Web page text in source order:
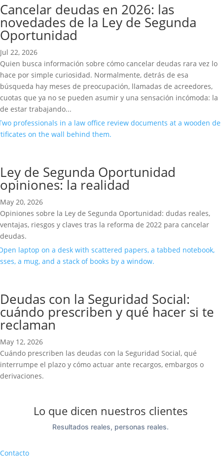
Cancelar deudas en 2026: las
novedades de la Ley de Segunda
Oportunidad
Jul 22, 2026
Quien busca información sobre cómo cancelar deudas rara vez lo
hace por simple curiosidad. Normalmente, detrás de esa
búsqueda hay meses de preocupación, llamadas de acreedores,
cuotas que ya no se pueden asumir y una sensación incómoda: la
de estar trabajando...
Ley de Segunda Oportunidad
opiniones: la realidad
May 20, 2026
Opiniones sobre la Ley de Segunda Oportunidad: dudas reales,
ventajas, riesgos y claves tras la reforma de 2022 para cancelar
deudas.
Deudas con la Seguridad Social:
cuándo prescriben y qué hacer si te
reclaman
May 12, 2026
Cuándo prescriben las deudas con la Seguridad Social, qué
interrumpe el plazo y cómo actuar ante recargos, embargos o
derivaciones.
Lo que dicen nuestros clientes
Resultados reales, personas reales.
Contacto